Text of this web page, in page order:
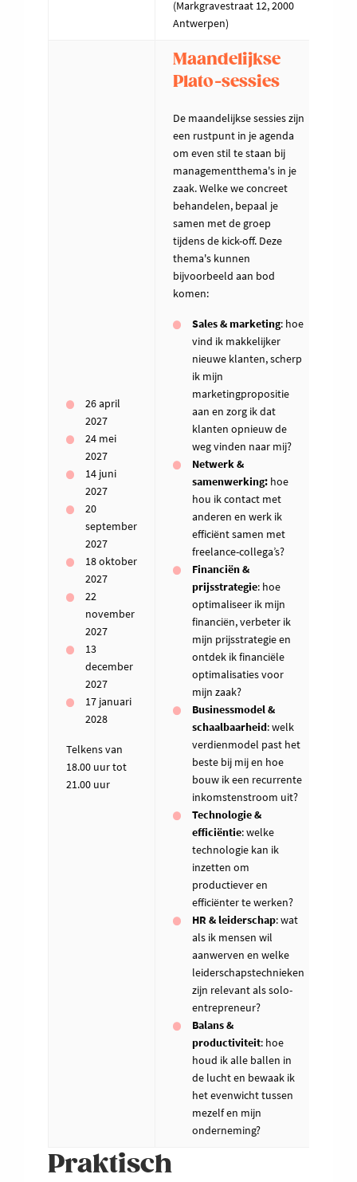
(Markgravestraat 12, 2000
Antwerpen)
26 april
2027
24 mei
2027
14 juni
2027
20
september
2027
18 oktober
2027
22
november
2027
13
december
2027
17 januari
2028
Telkens van
18.00 uur tot
21.00 uur
Maandelijkse
Plato-sessies
De maandelijkse sessies zijn
een rustpunt in je agenda
om even stil te staan bij
managementthema's in je
zaak. Welke we concreet
behandelen, bepaal je
samen met de groep
tijdens de kick-off. Deze
thema's kunnen
bijvoorbeeld aan bod
komen:
Sales & marketing: hoe
vind ik makkelijker
nieuwe klanten, scherp
ik mijn
marketingpropositie
aan en zorg ik dat
klanten opnieuw de
weg vinden naar mij?
Netwerk &
samenwerking: hoe
hou ik contact met
anderen en werk ik
efficiënt samen met
freelance-collega’s?
Financiën &
prijsstrategie: hoe
optimaliseer ik mijn
financiën, verbeter ik
mijn prijsstrategie en
ontdek ik financiële
optimalisaties voor
mijn zaak?
Businessmodel &
schaalbaarheid: welk
verdienmodel past het
beste bij mij en hoe
bouw ik een recurrente
inkomstenstroom uit?
Technologie &
efficiëntie: welke
technologie kan ik
inzetten om
productiever en
efficiënter te werken?
HR & leiderschap: wat
als ik mensen wil
aanwerven en welke
leiderschapstechnieken
zijn relevant als solo-
entrepreneur?
Balans &
productiviteit: hoe
houd ik alle ballen in
de lucht en bewaak ik
het evenwicht tussen
mezelf en mijn
onderneming?
Praktisch